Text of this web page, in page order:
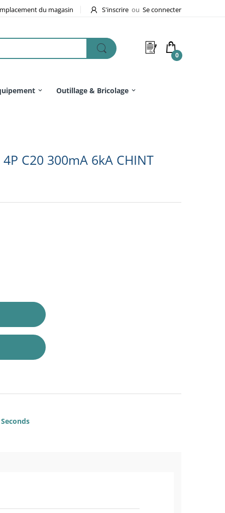
du magasin S'inscrire ou Se connecter
0
Outillage & Bricolage
C20 300mA 6kA CHINT
Seconds